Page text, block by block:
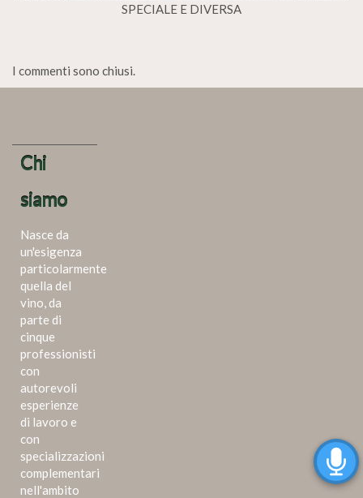
SPECIALE E DIVERSA
I commenti sono chiusi.
Chi
siamo
Nasce da
un'esigenza
particolarmente
quella del
vino, da
parte di
cinque
professionisti
con
autorevoli
esperienze
di lavoro e
con
specializzazioni
complementari
nell'ambito